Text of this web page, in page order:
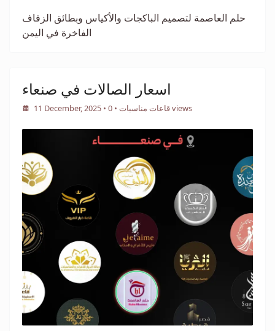
حلم العاصمة لتصميم الباكجات والأكياس وبطائق الزفاف
الفاخرة في اليمن
اسعار الصالات في صنعاء
11 December, 2025 • قاعات مناسبات• 0 views